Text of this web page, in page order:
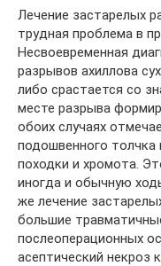
Лечение застарелых
трудная проблема в
Несвоевременная
разрывов ахиллова
либо срастается со
месте разрыва
обоих случаях
подошвенного толчка
походки и хромота.
иногда и обычную
же лечение
большие
послеоперационных
асептический некроз